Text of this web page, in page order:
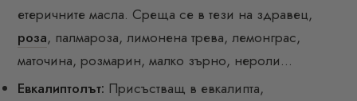
етеричните масла. Среща се в тези на здравец,
роза, палмароза, лимонена трева, лемонграс,
маточина, розмарин, малко зърно, нероли…
Евкалиптолът: Присъстващ в евкалипта,